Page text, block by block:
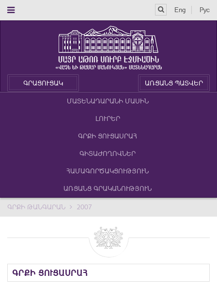
Eng Рус
ԳՐԱՑՈՒՑԱԿ ԱՌՑԱՆՑ ՊԱՏՎԵՐ
ՄԱՏԵՆԱԴԱՐԱՆԻ ՄԱՍԻՆ
ԼՈՒՐԵՐ
ԳՐՔԻ ՑՈՒՑԱՍՐԱՀ
ԳԻՏԱԺՈՂՈՎՆԵՐ
ՀԱՄԱԳՈՐԾԱԿՑՈՒԹՅՈՒՆ
ԱՌՑԱՆՑ ԳՐԱԿԱՆՈՒԹՅՈՒՆ
ԳՐՔԻ ԹԱՆԳԱՐԱՆ 2007
ԳՐՔԻ ՑՈՒՑԱՍՐԱՀ